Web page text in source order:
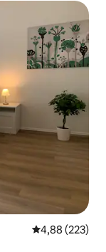
Просечна
4,88 (223)